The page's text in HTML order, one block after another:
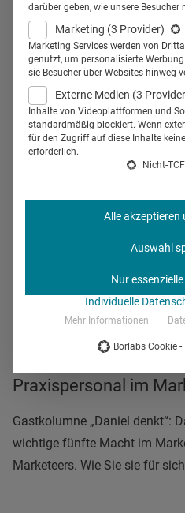
„Daniel denkt“:
Praxispersonal im
Gastkolumne „Daniel denkt“:
wichtige fünfte Macht im
Marketeers. Wie Sie sie für
darüber geben, wie unsere
Marketing (3 Provider)
Marketing Services werden von
genutzt, um personalisierte
sie Besucher über Websites hinweg
Externe Medien (3
Inhalte von Videoplattformen und
standardmäßig blockiert. Wenn
für den Zugriff auf diese Inhalte
erforderlich.
Nicht-
Alle akzeptieren
Auswahl
Nur
Individuelle
Mehr Informationen
Borlabs Cookie -